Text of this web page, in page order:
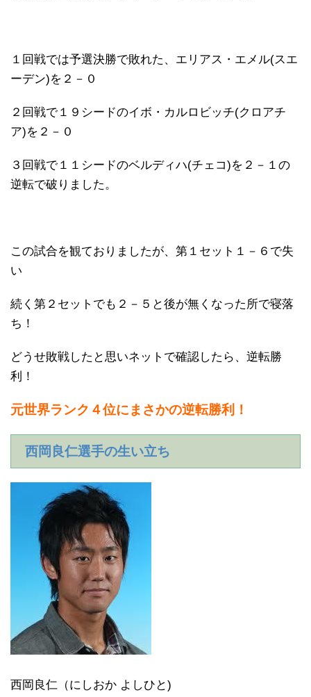
１回戦では予選決勝で敗れた、エリアス・エメル(スエ
ーデン)を２－０
２回戦で１９シードのイボ・カルロビッチ(クロアチ
ア)を２－０
３回戦で１１シードのベルディハ(チェコ)を２－１の
逆転で破りました。
この試合を観ておりましたが、第１セット１－６で失
い
続く第２セットでも２－５と後が無くなった所で寝落
ち！
どうせ敗戦したと思いネットで確認したら、逆転勝
利！
元世界ランク４位にまさかの逆転勝利 ！
西岡良仁選手の生い立ち
西岡良仁（にしおか よしひと)